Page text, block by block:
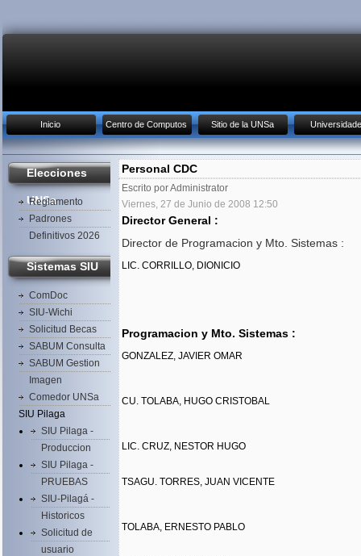
Inicio Centro de Computos Sitio de la UNSa
Elecciones
UNSa
Reglamento
Padrones
Definitivos 2026
Sistemas SIU
ComDoc
SIU-Wichi
Solicitud Becas
SABUM Consulta
SABUM Gestion
Imagen
Comedor UNSa
SIU Pilaga
SIU Pilaga -
Produccion
SIU Pilaga -
PRUEBAS
SIU-Pilagá -
Historicos
Solicitud de
usuario
Personal CDC
Escrito por Administrator
Viernes, 27 de Junio de 2008 12:50
Director General :
Director de Programacion y Mto. Sistemas :
LIC. CORRILLO, DIONICIO
Programacion y Mto. Sistemas :
GONZALEZ, JAVIER OMAR
CU. TOLABA, HUGO CRISTOBAL
LIC. CRUZ, NESTOR HUGO
TSAGU. TORRES, JUAN VICENTE
TOLABA, ERNESTO PABLO